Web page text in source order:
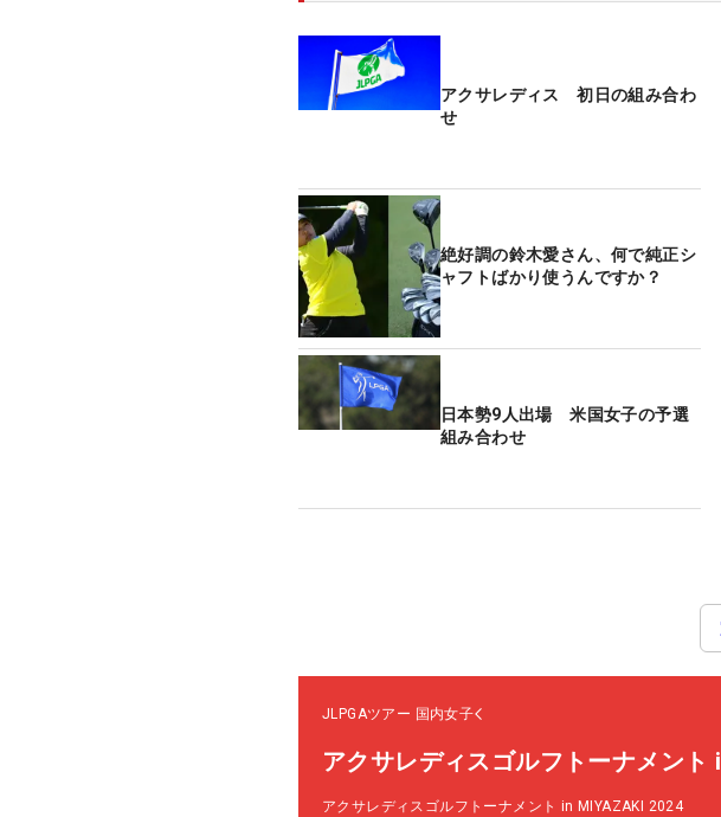
アクサレディス 初日の組み合わ
せ
絶好調の鈴木愛さん、何で純正シ
ャフトばかり使うんですか？
日本勢9人出場 米国女子の予選
組み合わせ
JLPGAツアー 国内女子
アクサレディスゴルフトーナメント
アクサレディスゴルフトーナメント in MIYAZAKI 2024